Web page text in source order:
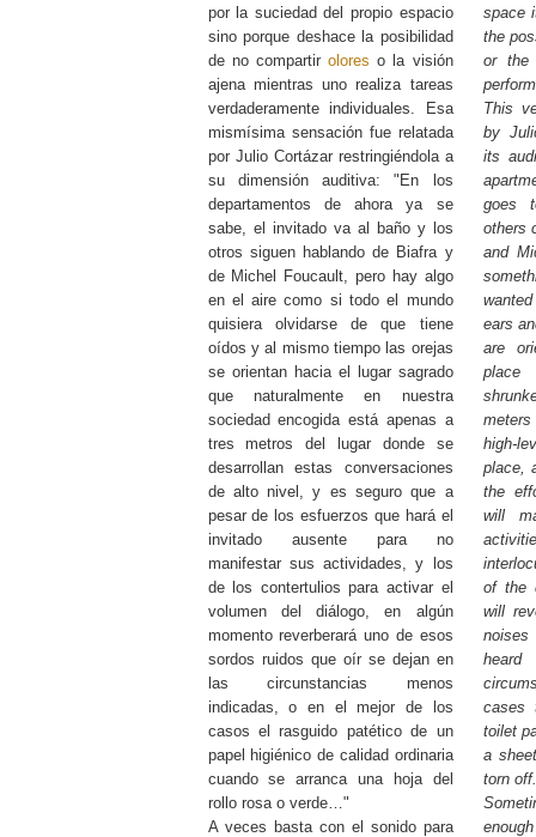
por la suciedad del propio espacio
sino porque deshace la posibilidad
de no compartirolores o la visión
ajena mientras uno realiza tareas
verdaderamente individuales. Esa
mismísima sensación fue relatada
por Julio Cortázar restringiéndola a
su dimensión auditiva: "En los
departamentos de ahora ya se
sabe, el invitado va al baño y los
otros siguen hablando de Biafra y
de Michel Foucault, pero hay algo
en el aire como si todo el mundo
quisiera olvidarse de que tiene
oídos y al mismo tiempo las orejas
se orientan hacia el lugar sagrado
que naturalmente en nuestra
sociedad encogida está apenas a
tres metros del lugar donde se
desarrollan estas conversaciones
de alto nivel, y es seguro que a
pesar de los esfuerzos que hará el
invitado ausente para no
manifestar sus actividades, y los
de los contertulios para activar el
volumen del diálogo, en algún
momento reverberará uno de esos
sordos ruidos que oír se dejan en
las circunstancias menos
indicadas, o en el mejor de los
casos el rasguido patético de un
papel higiénico de calidad ordinaria
cuando se arranca una hoja del
rollo rosa o verde…"
A veces basta con el sonido para
space
the
or the
This
by
its
goes
others
and
ears
are
place
meters
high-
place,
the
will
of the
will
cases
toilet
a
torn